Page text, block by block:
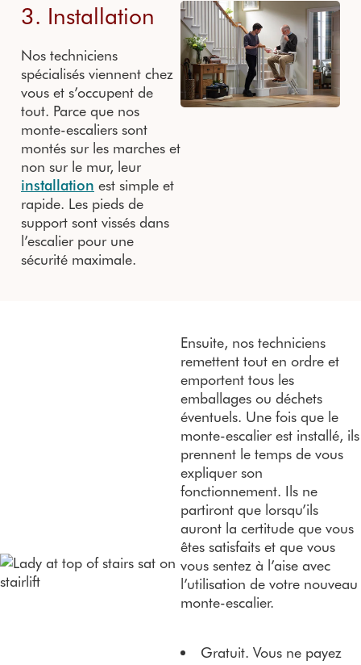
3. Installation
Nos techniciens
spécialisés viennent chez
vous et s’occupent de
tout. Parce que nos
monte-escaliers sont
montés sur les marches et
non sur le mur, leur
installation est simple et
rapide. Les pieds de
support sont vissés dans
l’escalier pour une
sécurité maximale.
Ensuite, nos techniciens
remettent tout en ordre et
emportent tous les
emballages ou déchets
éventuels. Une fois que le
monte-escalier est installé, ils
prennent le temps de vous
expliquer son
fonctionnement. Ils ne
partiront que lorsqu’ils
auront la certitude que vous
êtes satisfaits et que vous
vous sentez à l’aise avec
l’utilisation de votre nouveau
monte-escalier.
Gratuit. Vous ne payez